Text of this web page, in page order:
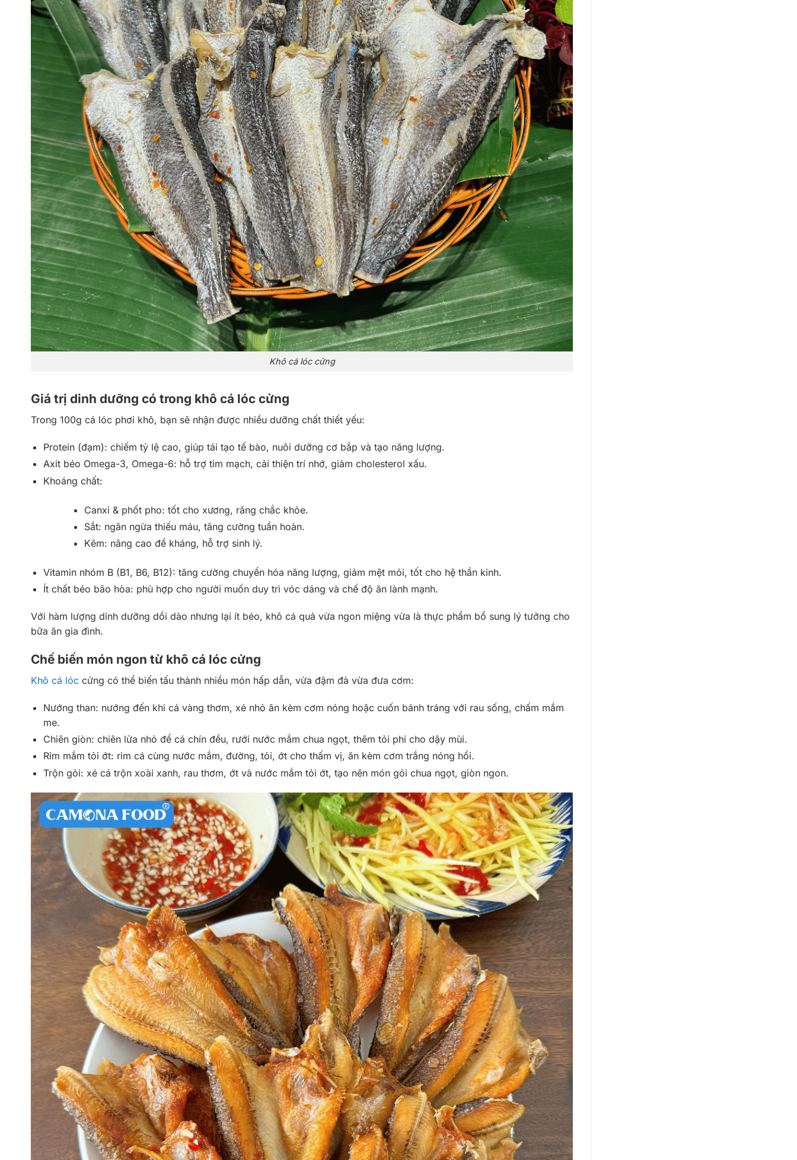
Khô cá lóc cửng
Giá trị dinh dưỡng có trong khô cá lóc cửng
Trong 100g cá lóc phơi khô, bạn sẽ nhận được nhiều dưỡng chất thiết yếu:
Protein (đạm): chiếm tỷ lệ cao, giúp tái tạo tế bào, nuôi dưỡng cơ bắp và tạo năng lượng.
Axit béo Omega-3, Omega-6: hỗ trợ tim mạch, cải thiện trí nhớ, giảm cholesterol xấu.
Khoáng chất:
Canxi & phốt pho: tốt cho xương, răng chắc khỏe.
Sắt: ngăn ngừa thiếu máu, tăng cường tuần hoàn.
Kẽm: nâng cao đề kháng, hỗ trợ sinh lý.
Vitamin nhóm B (B1, B6, B12): tăng cường chuyển hóa năng lượng, giảm mệt mỏi, tốt cho hệ thần kinh.
Ít chất béo bão hòa: phù hợp cho người muốn duy trì vóc dáng và chế độ ăn lành mạnh.
Với hàm lượng dinh dưỡng dồi dào nhưng lại ít béo, khô cá quả vừa ngon miệng vừa là thực phẩm bổ sung lý tưởng cho
bữa ăn gia đình.
Chế biến món ngon từ khô cá lóc cửng
Khô cá lóc cửng có thể biến tấu thành nhiều món hấp dẫn, vừa đậm đà vừa đưa cơm:
Nướng than: nướng đến khi cá vàng thơm, xé nhỏ ăn kèm cơm nóng hoặc cuốn bánh tráng với rau sống, chấm mắm
me.
Chiên giòn: chiên lửa nhỏ để cá chín đều, rưới nước mắm chua ngọt, thêm tỏi phi cho dậy mùi.
Rim mắm tỏi ớt: rim cá cùng nước mắm, đường, tỏi, ớt cho thấm vị, ăn kèm cơm trắng nóng hổi.
Trộn gỏi: xé cá trộn xoài xanh, rau thơm, ớt và nước mắm tỏi ớt, tạo nên món gỏi chua ngọt, giòn ngon.